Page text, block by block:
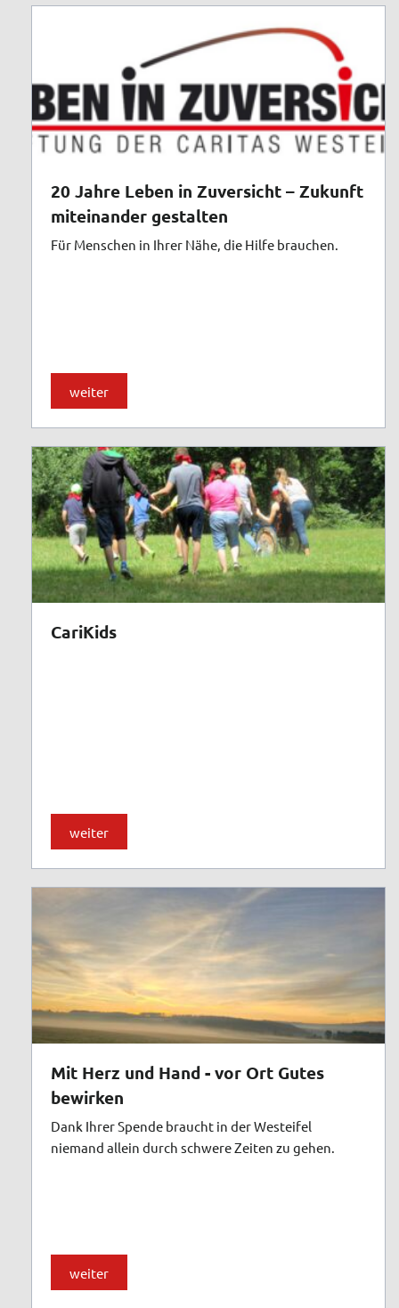
20 Jahre Leben in Zuversicht – Zukunft
miteinander gestalten
Für Menschen in Ihrer Nähe, die Hilfe brauchen.
weiter
CariKids
weiter
Mit Herz und Hand - vor Ort Gutes
bewirken
Dank Ihrer Spende braucht in der Westeifel
niemand allein durch schwere Zeiten zu gehen.
weiter